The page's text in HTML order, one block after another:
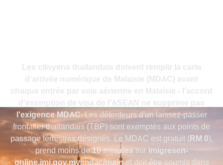
l'exigence MDAC.Les détenteurs d'un laissez-passer
frontalier thaïlandais (TBP) sont exemptés aux points de
passage terrestres désignés. Le MDAC est gratuit (RM 0),
prend moins de10 minutes sur imigresen-
online.imi.gov.my/mdac/mainet doit être soumis dans